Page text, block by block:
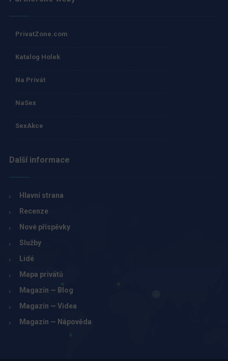
PrivatZone.com
Katalog Holek
Na Privát
NaSex
SexAkce
Další informace
Hlavní strana
Recenze
Nové příspěvky
Služby
Lidé
Mapa privátů
Magazín — Blog
Magazín — Videa
Magazín — Nápověda